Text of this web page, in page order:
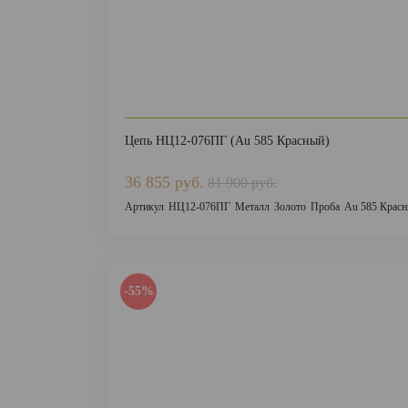
Цепь НЦ12-076ПГ (Au 585 Красный)
36 855 руб. 81 900 руб.
Артикул НЦ12-076ПГ Металл Золото Проба Au 585
-55%